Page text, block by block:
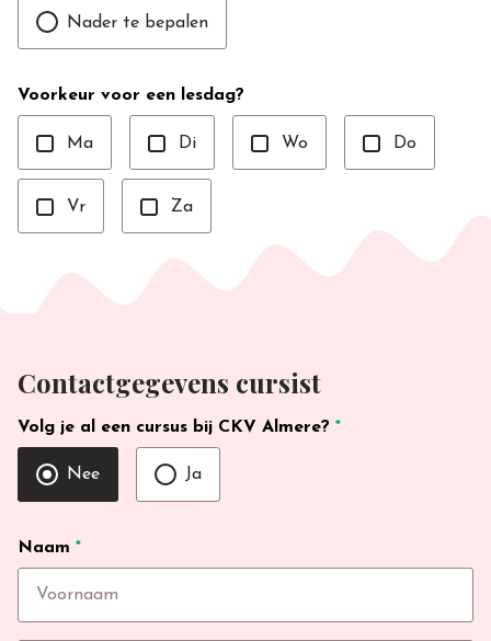
Nader te bepalen
Voorkeur voor een lesdag?
Ma Di Wo Do
Vr Za
Contactgegevens cursist
Volg je al een cursus bij CKV Almere? *
Nee Ja
Naam *